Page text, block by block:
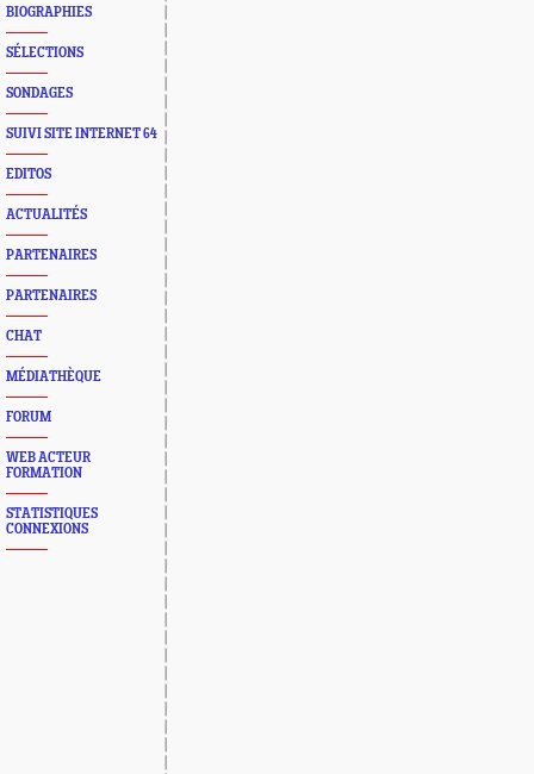
BIOGRAPHIES
SÉLECTIONS
SONDAGES
SUIVI SITE INTERNET 64
EDITOS
ACTUALITÉS
PARTENAIRES
PARTENAIRES
CHAT
MÉDIATHÈQUE
FORUM
WEB ACTEUR
FORMATION
STATISTIQUES
CONNEXIONS